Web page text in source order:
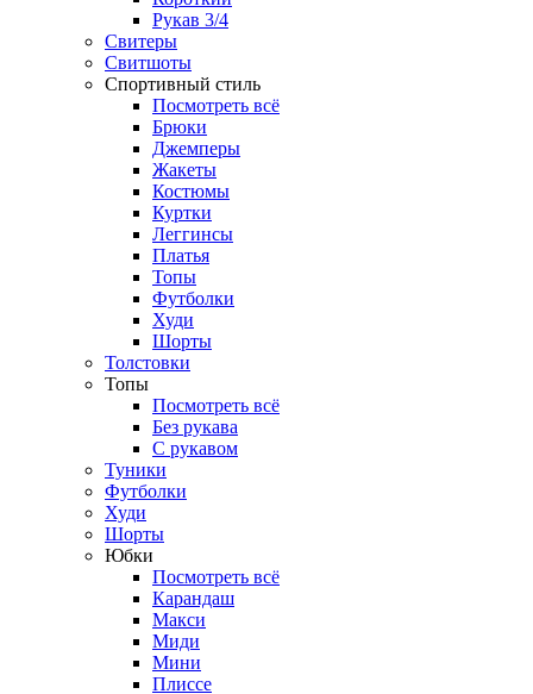
Рукав 3/4
Свитеры
Свитшоты
Спортивный стиль
Посмотреть всё
Брюки
Джемперы
Жакеты
Костюмы
Куртки
Леггинсы
Платья
Топы
Футболки
Худи
Шорты
Толстовки
Топы
Посмотреть всё
Без рукава
С рукавом
Туники
Футболки
Худи
Шорты
Юбки
Посмотреть всё
Карандаш
Макси
Миди
Мини
Плиссе